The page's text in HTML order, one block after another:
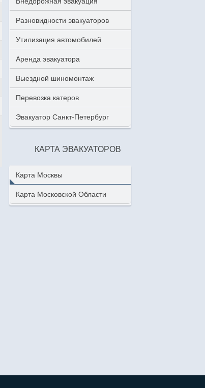
Разновидности эвакуаторов
Утилизация автомобилей
Аренда эвакуатора
Выездной шиномонтаж
Перевозка катеров
Эвакуатор Санкт-Петербург
КАРТА ЭВАКУАТОРОВ
Карта Москвы
Карта Московской Области